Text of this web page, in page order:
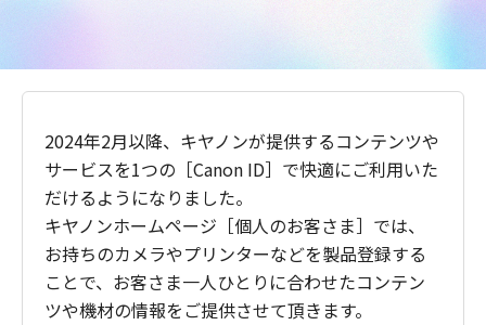
2024年2月以降、キヤノンが提供するコンテンツや
サービスを1つの［Canon ID］で快適にご利用いた
だけるようになりました。
キヤノンホームページ［個人のお客さま］では、
お持ちのカメラやプリンターなどを製品登録する
ことで、お客さま一人ひとりに合わせたコンテン
ツや機材の情報をご提供させて頂きます。